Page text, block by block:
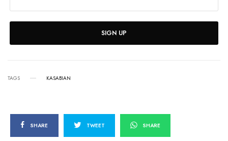
SIGN UP
TAGS KASABIAN
SHARE TWEET SHARE